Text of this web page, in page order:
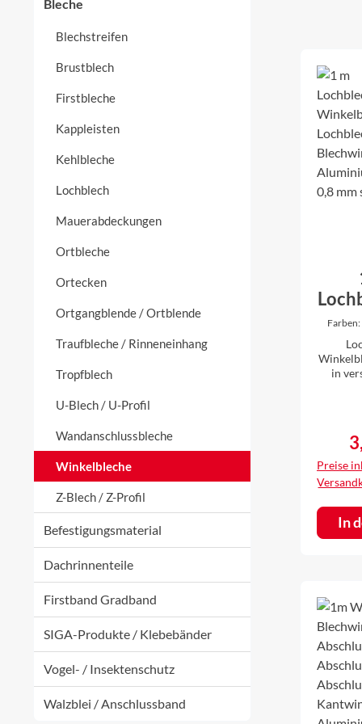
Bleche
Blechstreifen
Brustblech
Firstbleche
Kappleisten
Kehlbleche
Lochblech
Mauerabdeckungen
Ortbleche
Ortecken
Ortgangblende / Ortblende
Traufbleche / Rinneneinhang
Tropfblech
U-Blech / U-Profil
Wandanschlussbleche
Winkelbleche
Z-Blech / Z-Profil
Befestigungsmaterial
Dachrinnenteile
Firstband Gradband
SIGA-Produkte / Klebebänder
Vogel- / Insektenschutz
Walzblei / Anschlussband
Farben:
Winkelblech 1
in
7016),
RAL
einen Durchmesser
von 5 mm
5-8
Da die
einer
Preise
In